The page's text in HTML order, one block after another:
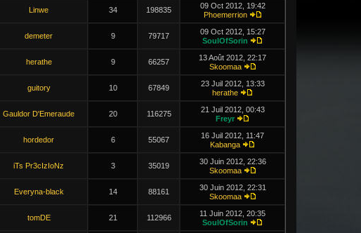
Linwe 34 198835
09 Oct 2012, 19:42
Phoemerrion
demeter 9 79717
09 Oct 2012, 15:27
SoulOfSorin
herathe 9 66257
13 Août 2012, 22:17
Skoomaa
guitory 10 67849
23 Juil 2012, 13:33
herathe
Gauldor D'Emeraude 20 116275
21 Juil 2012, 00:43
Freyr
hordedor 6 55067
16 Juil 2012, 11:47
Kabanga
iTs Pr3cIzIoNz 3 35019
30 Juin 2012, 22:36
Skoomaa
Everyna-black 14 88161
30 Juin 2012, 22:31
Skoomaa
tomDE 21 112966
11 Juin 2012, 20:35
SoulOfSorin